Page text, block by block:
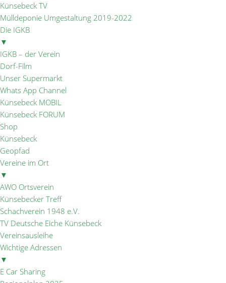
Künsebeck TV
Mülldeponie Umgestaltung 2019-2022
Die IGKB
▼
IGKB – der Verein
Dorf-Film
Unser Supermarkt
Whats App Channel
Künsebeck MOBIL
Künsebeck FORUM
Shop
Künsebeck
Geopfad
Vereine im Ort
▼
AWO Ortsverein
Künsebecker Treff
Schachverein 1948 e.V.
TV Deutsche Eiche Künsebeck
Vereinsausleihe
Wichtige Adressen
▼
E Car Sharing